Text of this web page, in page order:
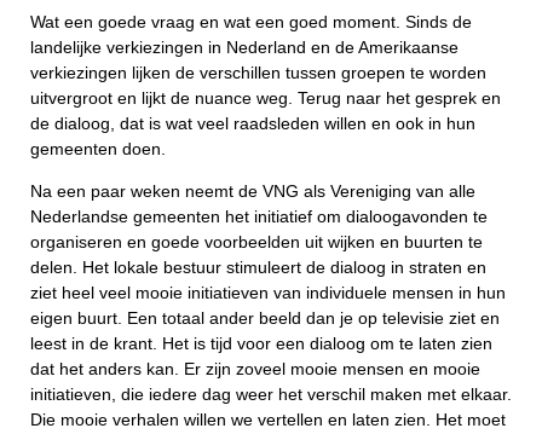
Wat een goede vraag en wat een goed moment. Sinds de
landelijke verkiezingen in Nederland en de Amerikaanse
verkiezingen lijken de verschillen tussen groepen te worden
uitvergroot en lijkt de nuance weg. Terug naar het gesprek en
de dialoog, dat is wat veel raadsleden willen en ook in hun
gemeenten doen.
Na een paar weken neemt de VNG als Vereniging van alle
Nederlandse gemeenten het initiatief om dialoogavonden te
organiseren en goede voorbeelden uit wijken en buurten te
delen. Het lokale bestuur stimuleert de dialoog in straten en
ziet heel veel mooie initiatieven van individuele mensen in hun
eigen buurt. Een totaal ander beeld dan je op televisie ziet en
leest in de krant. Het is tijd voor een dialoog om te laten zien
dat het anders kan. Er zijn zoveel mooie mensen en mooie
initiatieven, die iedere dag weer het verschil maken met elkaar.
Die mooie verhalen willen we vertellen en laten zien. Het moet